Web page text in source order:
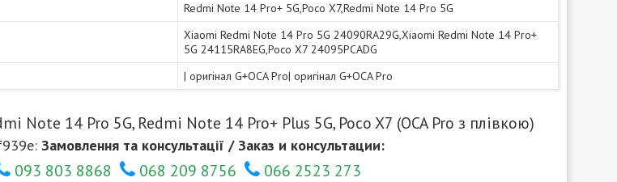
Redmi Note 14 Pro+ 5G,Poco X7,Redmi Note 14 Pro 5G
Xiaomi Redmi Note 14 Pro 5G 24090RA29G,Xiaomi Redmi Note 14 Pro+
5G 24115RA8EG,Poco X7 24095PCADG
| оригінал G+OCA Pro| оригінал G+OCA Pro
Note 14 Pro 5G, Redmi Note 14 Pro+ Plus 5G, Poco X7 (OCA Pro з плівкою)
Замовлення та консультації / Заказ и консультации:
093 803 8868 068 209 8756 066 2523 273